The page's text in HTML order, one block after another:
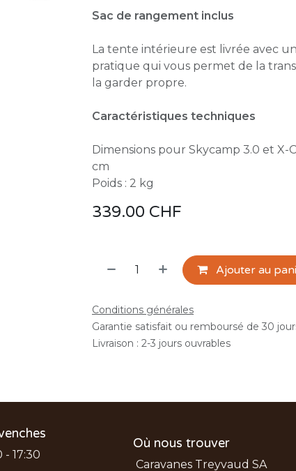
Sac de rangement inclus
La tente intérieure est livrée avec
pratique qui vous permet de la
la garder propre.
Caractéristiques techniques
Dimensions pour Skycamp 3.0 et X-
cm
Poids : 2 kg
339.00 CHF
Ajouter au
Conditions générales
Garantie satisfait ou remboursé de 30
Livraison : 2-3 jours ouvrables
- 17:30
Où nous trouver
Caravanes Treyvaud SA